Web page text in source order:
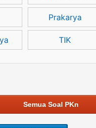
Prakarya
TIK
Semua Soal PKn